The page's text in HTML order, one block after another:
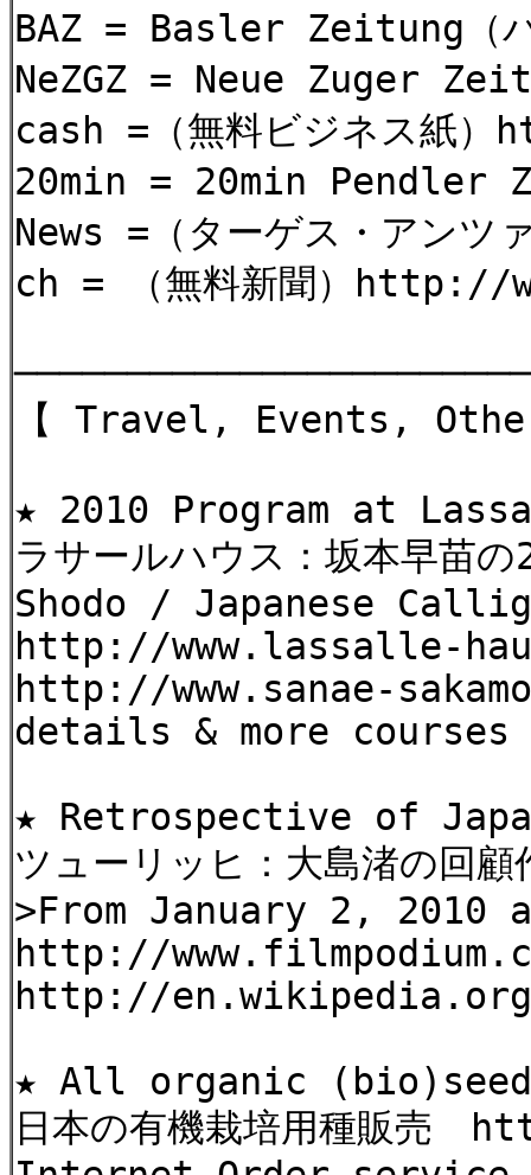
BAZ = Basler Zeitung（バ
NeZGZ = Neue Zuger
cash =（無料ビジネス紙
20min = 20min Pendler
News =（ターゲス・アン
ch = （無料新聞）http://
【 Travel, Events,
★ 2010 Program at
ラサールハウス：坂本早苗
Shodo / Japanese
http://www.lassalle-
http://www.sanae-
details & more courses
★ Retrospective of
ツューリッヒ：大島渚の回顧
>From January 2, 2010
http://
http://
★ All organic
日本の有機栽培用種販